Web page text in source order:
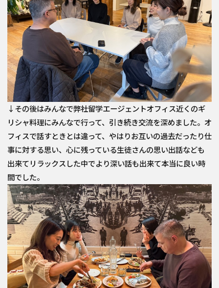
↓その後はみんなで弊社留学エージェントオフィス近くのギ
リシャ料理にみんなで行って、引き続き交流を深めました。オ
フィスで話すときとは違って、やはりお互いの過去だったり仕
事に対する思い、心に残っている生徒さんの思い出話なども
出来てリラックスした中でより深い話も出来て本当に良い時
間でした。